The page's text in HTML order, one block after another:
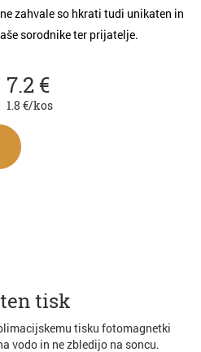
zahvale so hkrati tudi unikaten in
sorodnike ter prijatelje.
7.2 €
1.8 €/kos
tisk
tisku fotomagnetki
vodo in ne zbledijo na soncu.